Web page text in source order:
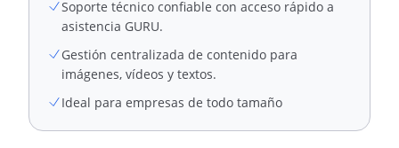
Soporte técnico confiable con acceso rápido a
asistencia GURU.
Gestión centralizada de contenido para
imágenes, vídeos y textos.
Ideal para empresas de todo tamaño